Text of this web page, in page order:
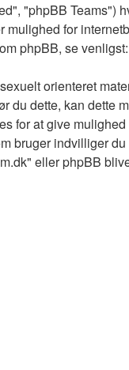
"phpBB Teams")
mulighed for
phpBB, se venligst:
orienteret
dette, kan dette
for at give
bruger indvilliger
eller phpBB